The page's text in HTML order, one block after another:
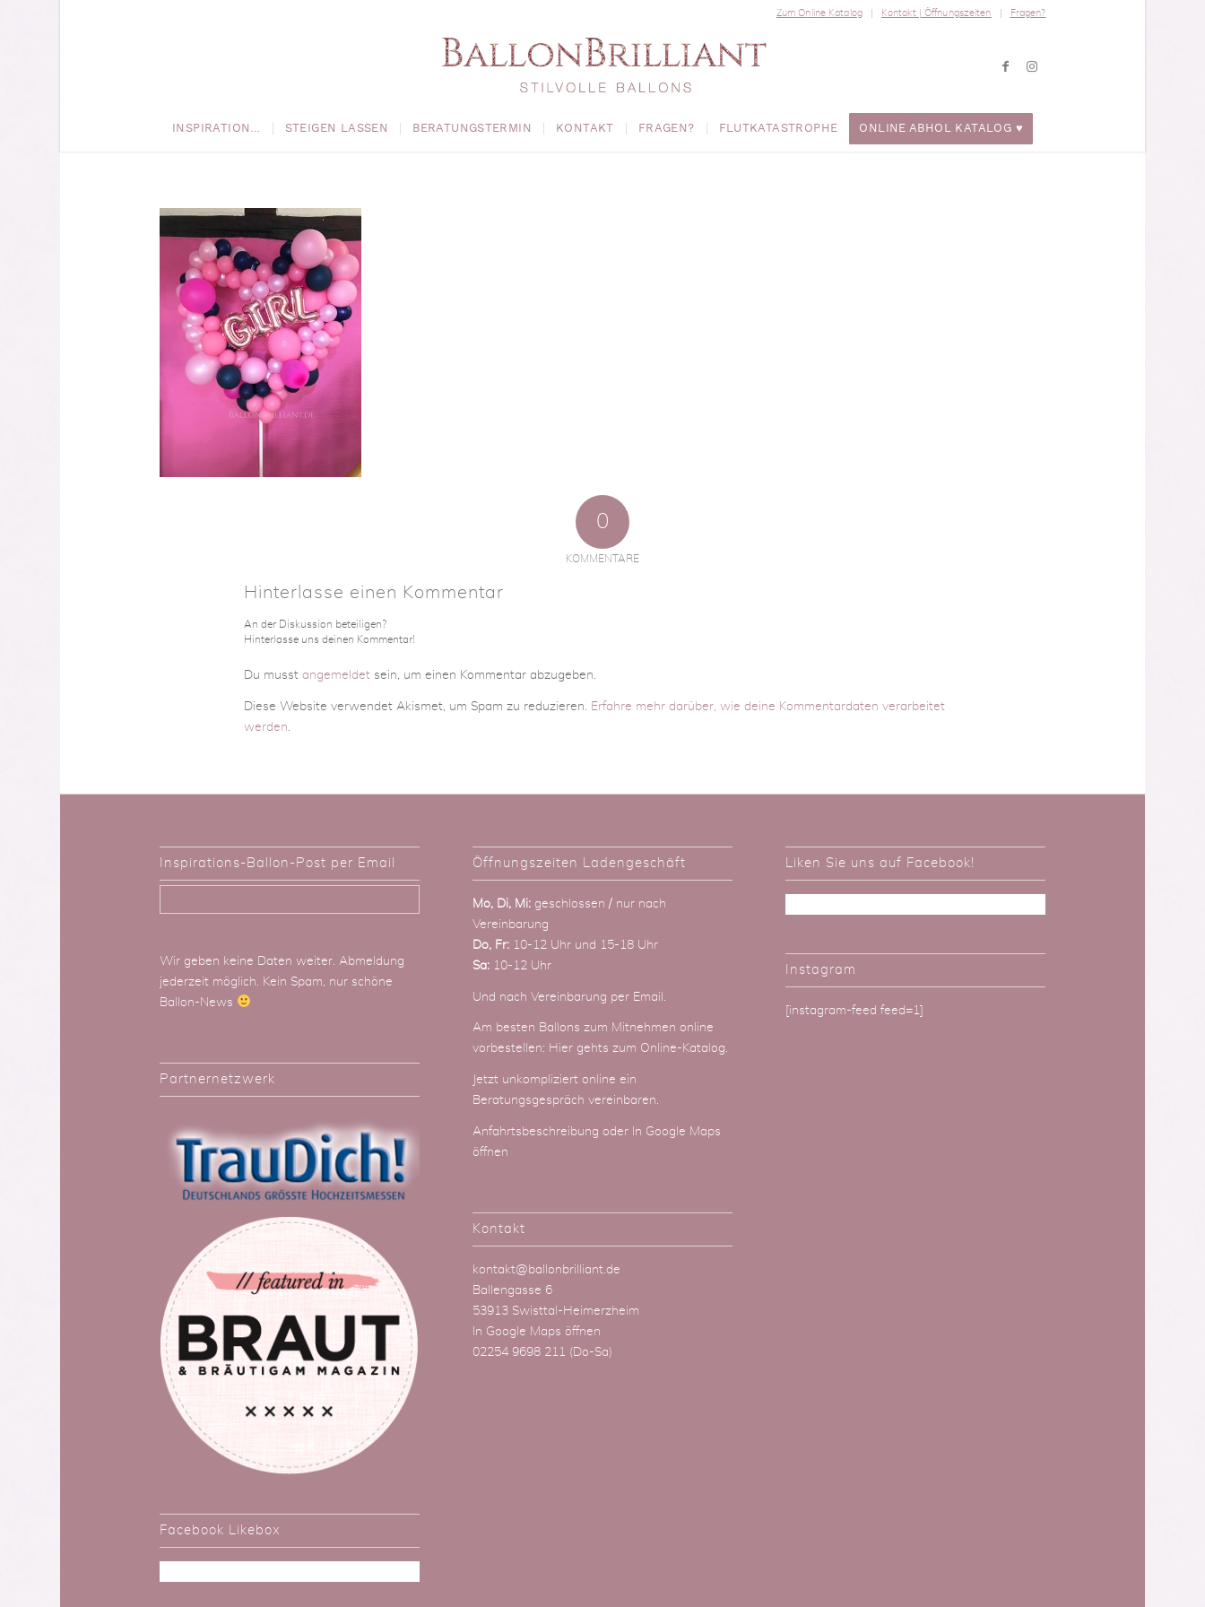
Zum Online Katalog Kontakt | Öffnungszeiten Fragen?
INSPIRATION… STEIGEN LASSEN BERATUNGSTERMIN KONTAKT FRAGEN? FLUTKATASTROPHE ONLINE ABHOL KATALOG ♥
0
KOMMENTARE
Hinterlasse einen Kommentar
An der Diskussion beteiligen?
Hinterlasse uns deinen Kommentar!
Du musst angemeldet sein, um einen Kommentar abzugeben.
Diese Website verwendet Akismet, um Spam zu reduzieren.
Erfahre mehr darüber, wie deine Kommentardaten verarbeitet
werden
Inspirations-Ballon-Post per Email
Wir geben keine Daten weiter. Abmeldung
jederzeit möglich. Kein Spam, nur schöne
Ballon-News
Partnernetzwerk
Facebook Likebox
Öffnungszeiten Ladengeschäft
Mo, Di, Mi:geschlossen / nur nach
Vereinbarung
Do, Fr:10-12 Uhr und 15-18 Uhr
Sa:10-12 Uhr
Und nach Vereinbarung per Email
Am besten Ballons zum Mitnehmen online
vorbestellen: Hier gehts zum Online-Katalog.
Jetzt unkompliziert online ein
Beratungsgespräch vereinbaren.
Anfahrtsbeschreibung oder In Google Maps
öffnen
Kontakt
kontakt@ballonbrilliant.de
Ballengasse 6
53913 Swisttal-Heimerzheim
In Google Maps öffnen
02254 9698 211 (Do-Sa)
Liken Sie uns auf Facebook!
Instagram
[instagram-feed feed=1]